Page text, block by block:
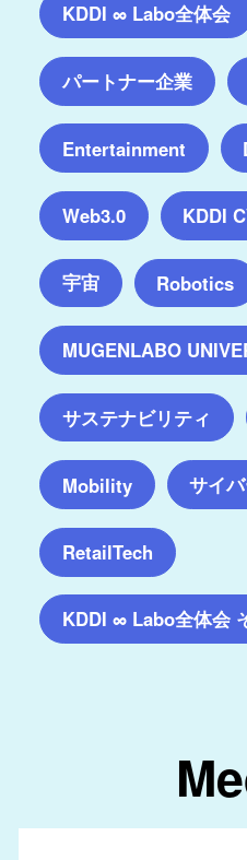
KDDI ∞ Labo全体会
パートナー企業
Entertainment
Web3.0 KDDI
宇宙 Robotics
MUGENLABO
サステナビリティ
Mobility サイ
RetailTech
KDDI ∞ Labo全体会